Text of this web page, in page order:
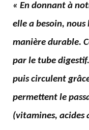
« En donnant à
elle a besoin,
manière durable.
par le tube
puis circulent
permettent le
(vitamines, acides